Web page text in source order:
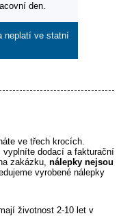
den.
neplatí ve statní
ve třech krocích.
vyplníte dodací a fakturační
zakázku, nálepky nejsou
vyrobené nálepky
životnost 2-10 let v